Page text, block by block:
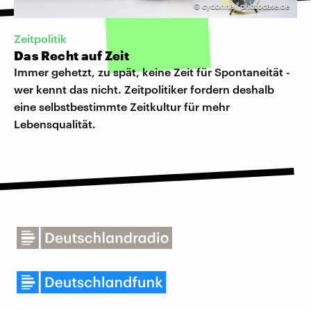
© cydonna | photocase.de
Zeitpolitik
Das Recht auf Zeit
Immer gehetzt, zu spät, keine Zeit für Spontaneität -
wer kennt das nicht. Zeitpolitiker fordern deshalb
eine selbstbestimmte Zeitkultur für mehr
Lebensqualität.